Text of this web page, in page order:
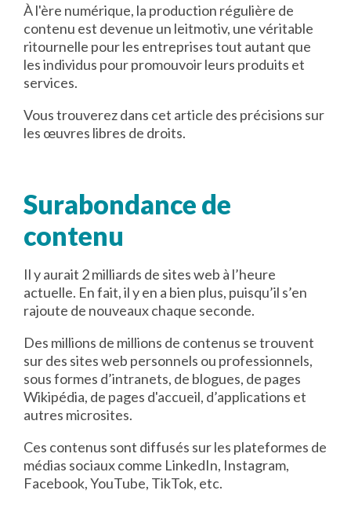
À l'ère numérique, la production régulière de
contenu est devenue un leitmotiv, une véritable
ritournelle pour les entreprises tout autant que
les individus pour promouvoir leurs produits et
services.
Vous trouverez dans cet article des précisions sur
les œuvres libres de droits.
Surabondance de
contenu
Il y aurait 2 milliards de sites web à l’heure
actuelle. En fait, il y en a bien plus, puisqu’il s’en
rajoute de nouveaux chaque seconde.
Des millions de millions de contenus se trouvent
sur des sites web personnels ou professionnels,
sous formes d’intranets, de blogues, de pages
Wikipédia, de pages d'accueil, d’applications et
autres microsites.
Ces contenus sont diffusés sur les plateformes de
médias sociaux comme LinkedIn, Instagram,
Facebook, YouTube, TikTok, etc.